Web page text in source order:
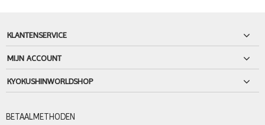
KLANTENSERVICE
MIJN ACCOUNT
KYOKUSHINWORLDSHOP
BETAALMETHODEN